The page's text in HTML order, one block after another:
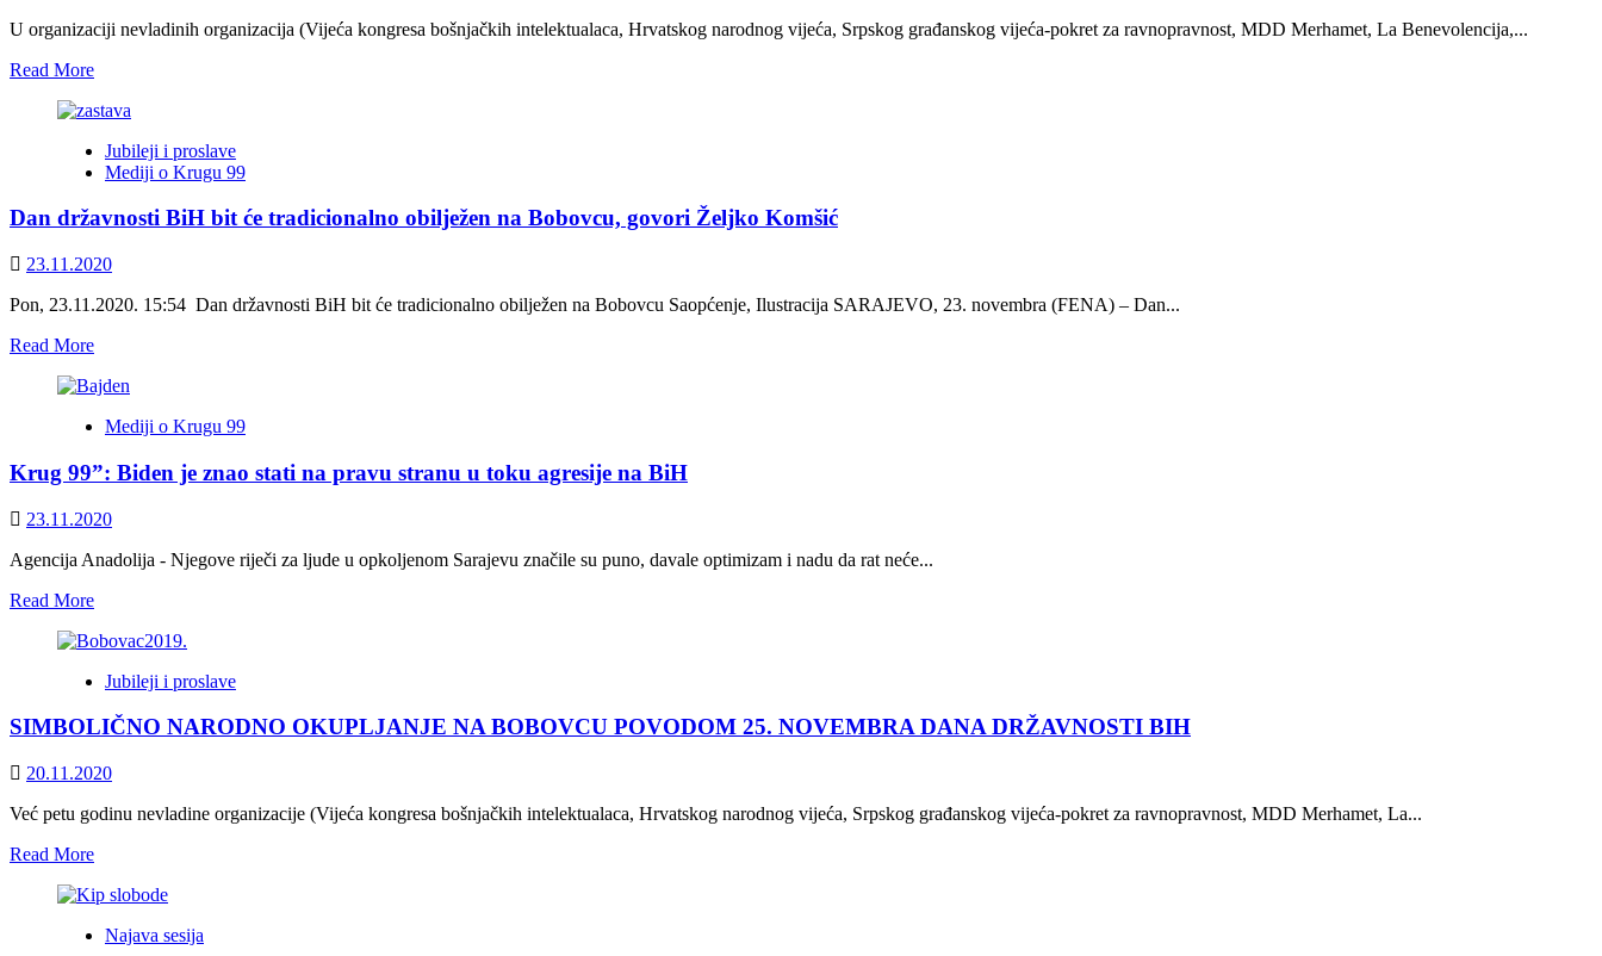
godišnjicu
državnosti
U organizaciji nevladinih organizacija (Vijeća kongresa bošnjačkih intelektualaca, Hrvatskog narodnog vijeća, Srpskog građanskog vijeća-pokret za ravnopravnost, MDD Merhamet, La Benevolencija,...
Read MoreRead
about
državnosti
BiH
kraljevskom
Bobovcu
Jubileji i proslave
Mediji o Krugu 99
Dan državnosti BiH bit će tradicionalno obilježen na Bobovcu, govori Željko Komšić
23.11.2020
Pon, 23.11.2020. 15:54 Dan državnosti BiH bit će tradicionalno obilježen na Bobovcu Saopćenje, Ilustracija SARAJEVO, 23. novembra (FENA) – Dan...
Read MoreRead
about
državnosti
bit
tradicionalno
na
govori
Komšić
Mediji o Krugu 99
Krug 99”: Biden je znao stati na pravu stranu u toku agresije na BiH
23.11.2020
Agencija Anadolija - Njegove riječi za ljude u opkoljenom Sarajevu značile su puno, davale optimizam i nadu da rat neće...
Read MoreRead
about
99”:
je
stati
pravu
u
agresije
BiH
Jubileji i proslave
SIMBOLIČNO NARODNO OKUPLJANJE NA BOBOVCU POVODOM 25. NOVEMBRA DANA DRŽAVNOSTI BIH
20.11.2020
Već petu godinu nevladine organizacije (Vijeća kongresa bošnjačkih intelektualaca, Hrvatskog narodnog vijeća, Srpskog građanskog vijeća-pokret za ravnopravnost, MDD Merhamet, La...
Read MoreRead
about
NARODNO
Najava sesija